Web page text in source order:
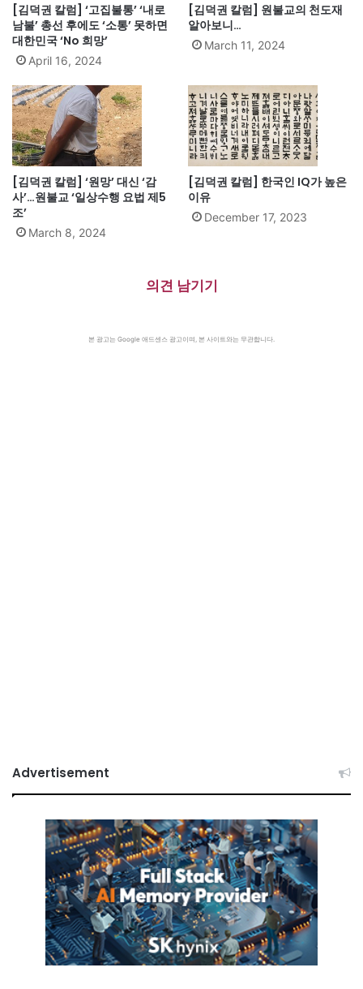
[김덕권 칼럼] ‘고집불통’ ‘내로
남불’ 총선 후에도 ‘소통’ 못하면
대한민국 ‘No 희망’
April 16, 2024
[김덕권 칼럼] 원불교의 천도재
알아보니…
March 11, 2024
[김덕권 칼럼] ‘원망’ 대신 ‘감
사’…원불교 ‘일상수행 요법 제5
조’
March 8, 2024
[김덕권 칼럼] 한국인 IQ가 높은
이유
December 17, 2023
의견 남기기
본 광고는 Google 애드센스 광고이며, 본 사이트와는 무관합니다.
Advertisement